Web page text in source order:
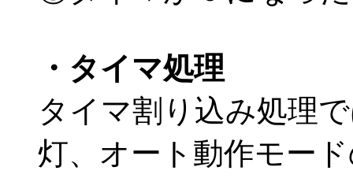
・タイマ処理
タイマ割り込み処理
灯、オート動作モー